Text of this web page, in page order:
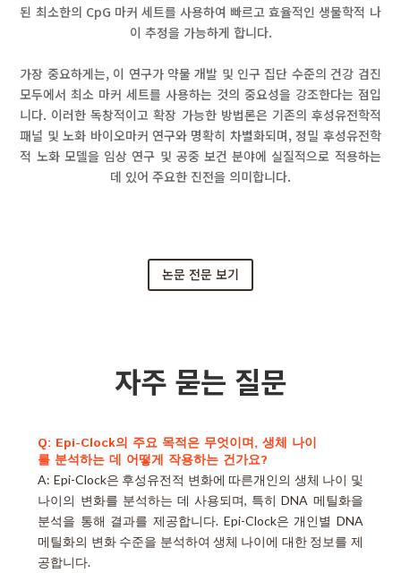
된 최소한의 CpG 마커 세트를 사용하여 빠르고 효율적인 생물학적 나
이 추정을 가능하게 합니다.
가장 중요하게는, 이 연구가 약물 개발 및 인구 집단 수준의 건강 검진
모두에서 최소 마커 세트를 사용하는 것의 중요성을 강조한다는 점입
니다. 이러한 독창적이고 확장 가능한 방법론은 기존의 후성유전학적
패널 및 노화 바이오마커 연구와 명확히 차별화되며, 정밀 후성유전학
적 노화 모델을 임상 연구 및 공중 보건 분야에 실질적으로 적용하는
데 있어 주요한 진전을 의미합니다.
논문 전문 보기
자주 묻는 질문
Q: Epi-Clock의 주요 목적은 무엇이며, 생체 나이
를 분석하는 데 어떻게 작용하는 건가요?
A: Epi-Clock은 후성유전적 변화에 따른개인의 생체 나이 및
나이의 변화를 분석하는 데 사용되며, 특히 DNA 메틸화을
분석을 통해 결과를 제공합니다. Epi-Clock은 개인별 DNA
메틸화의 변화 수준을 분석하여 생체 나이에 대한 정보를 제
공합니다.